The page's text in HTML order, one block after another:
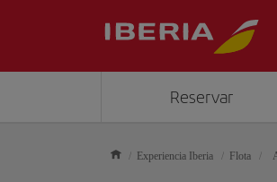
Reservar
Experiencia Iberia Flota